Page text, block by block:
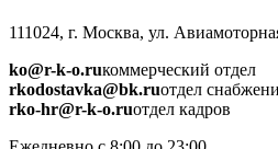
111024, г. Москва, ул.
ko@r-k-o.ruкоммерческий отдел
rkodostavka@bk.ruотдел
rko-hr@r-k-o.ruотдел кадров